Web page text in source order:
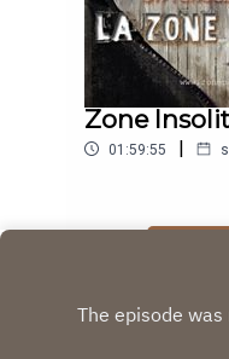
Zone
01:59:55 |